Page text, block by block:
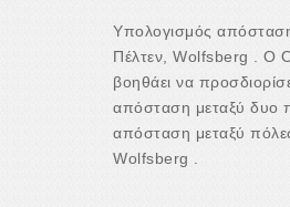
Υπολογισμός
Πέλτεν, Wolfsberg . Ο
βοηθάει να
απόσταση μεταξύ δυο
απόσταση μεταξύ
Wolfsberg .